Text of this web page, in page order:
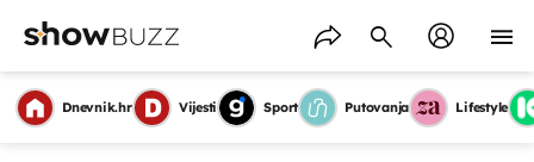
Dnevnik.hr Vijesti Sport Putovanja Lifestyle